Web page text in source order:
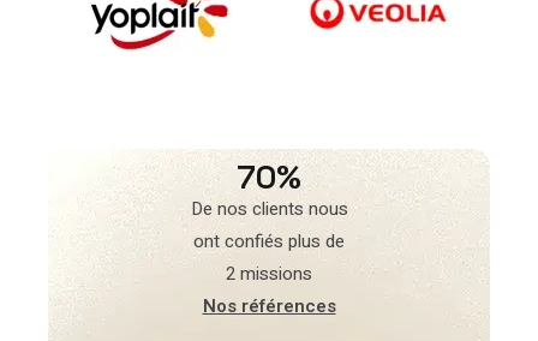
70%
De nos clients nous
ont confiés plus de
2 missions
Nos références